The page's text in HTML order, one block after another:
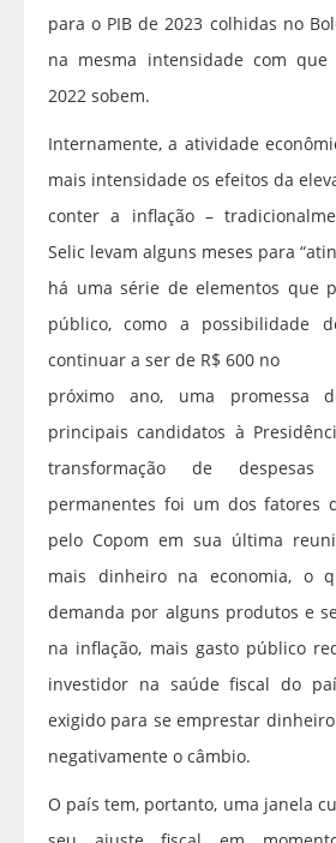
para o PIB de 2023 colhidas no
na mesma intensidade com que
2022 sobem.
Internamente, a atividade
mais intensidade os efeitos da
conter a inflação –
Selic levam alguns meses para
há uma série de elementos que
público, como a possibilidade
continuar a ser de R$ 600 no
próximo ano, uma promessa
principais candidatos à
transformação de despesas
permanentes foi um dos fatores
pelo Copom em sua última
mais dinheiro na economia, o
demanda por alguns produtos e
na inflação, mais gasto público
investidor na saúde fiscal do
exigido para se emprestar
negativamente o câmbio.
O país tem, portanto, uma janela